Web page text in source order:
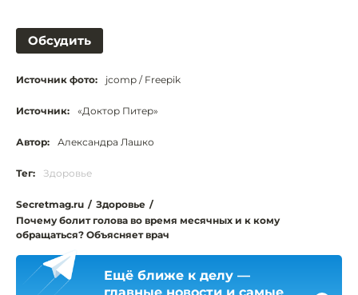
Обсудить
Источник фото: jcomp / Freepik
Источник: «Доктор Питер»
Автор: Александра Лашко
Тег: Здоровье
Secretmag.ru / Здоровье /
Почему болит голова во время месячных и к кому
обращаться? Объясняет врач
Ещё ближе к делу —